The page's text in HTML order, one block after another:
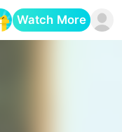
Watch More